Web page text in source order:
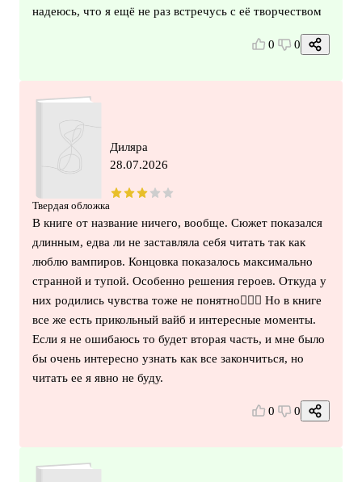
надеюсь, что я ещё не раз встречусь с её творчеством
0 0
Твердая обложка
Диляра
28.07.2026
В книге от название ничего, вообще. Сюжет показался
длинным, едва ли не заставляла себя читать так как
люблю вампиров. Концовка показалось максимально
странной и тупой. Особенно решения героев. Откуда у
них родились чувства тоже не понятно🤷🏼‍♀️ Но в книге
все же есть прикольный вайб и интересные моменты.
Если я не ошибаюсь то будет вторая часть, и мне было
бы очень интересно узнать как все закончиться, но
читать ее я явно не буду.
0 0